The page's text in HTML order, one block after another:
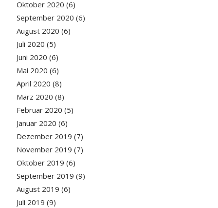
Oktober 2020 (6)
September 2020 (6)
August 2020 (6)
Juli 2020 (5)
Juni 2020 (6)
Mai 2020 (6)
April 2020 (8)
März 2020 (8)
Februar 2020 (5)
Januar 2020 (6)
Dezember 2019 (7)
November 2019 (7)
Oktober 2019 (6)
September 2019 (9)
August 2019 (6)
Juli 2019 (9)